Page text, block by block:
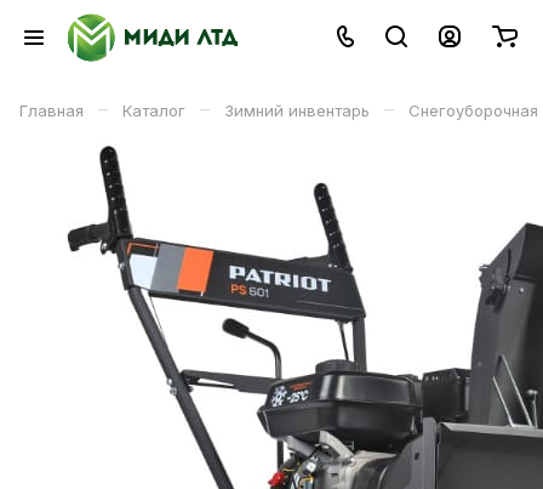
Главная – Каталог – Зимний инвентарь – Снегоуборочная